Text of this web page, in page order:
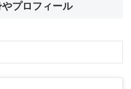
プロフィール